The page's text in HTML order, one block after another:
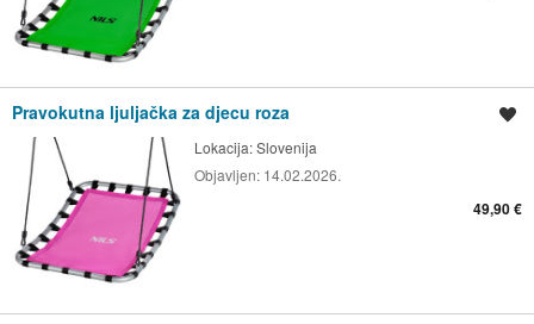
Pravokutna ljuljačka za djecu roza
Lokacija:Slovenija
Objavljen: 14.02.2026.
49,90 €